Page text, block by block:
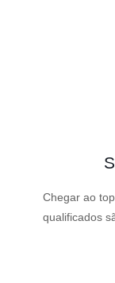
Chegar ao
qualificados